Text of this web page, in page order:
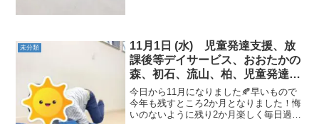
未分類
11月1日 (水) 児童発達支援、放
課後等デイサービス、おおたかの
森、初石、流山、柏、児童発達障
害 運動療育 柳沢運動プログラ
ム こども発達気になる 発達障
害 放デイ 自閉症 ADHD ア
今日から11月になりました🍂早いもので
今年も残すところ2か月となりました！悔
いのないように残り2か月楽しく毎日過ご